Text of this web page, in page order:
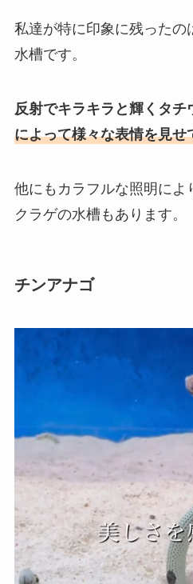
私達が特に印象に残ったの
水槽です。
反射でキラキラと輝くタチ
によって様々な表情を見せ
他にもカラフルな照明によ
クラゲの水槽もあります。
チンアナゴ